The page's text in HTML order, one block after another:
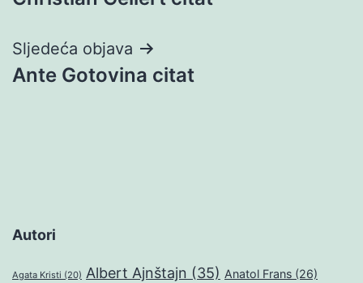
objava
Sljedeća objava
Ante Gotovina citat
Autori
Agata Kristi (20) Albert Ajnštajn (35) Anatol Frans (26)